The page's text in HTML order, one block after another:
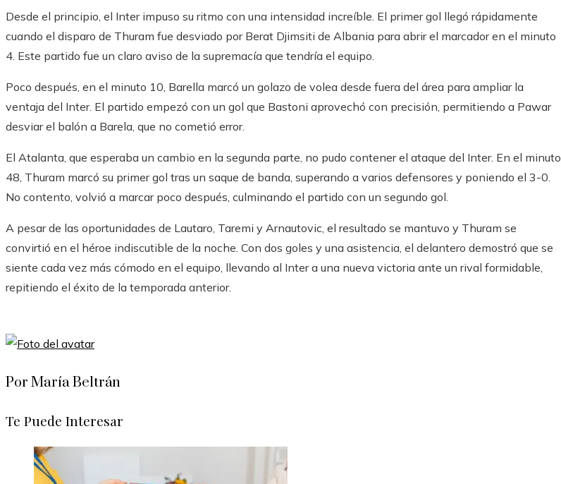
Desde el principio, el Inter impuso su ritmo con una intensidad increíble. El primer gol llegó rápidamente
cuando el disparo de Thuram fue desviado por Berat Djimsiti de Albania para abrir el marcador en el minuto
4. Este partido fue un claro aviso de la supremacía que tendría el equipo.
Poco después, en el minuto 10, Barella marcó un golazo de volea desde fuera del área para ampliar la
ventaja del Inter. El partido empezó con un gol que Bastoni aprovechó con precisión, permitiendo a Pawar
desviar el balón a Barela, que no cometió error.
El Atalanta, que esperaba un cambio en la segunda parte, no pudo contener el ataque del Inter. En el minuto
48, Thuram marcó su primer gol tras un saque de banda, superando a varios defensores y poniendo el 3-0.
No contento, volvió a marcar poco después, culminando el partido con un segundo gol.
A pesar de las oportunidades de Lautaro, Taremi y Arnautovic, el resultado se mantuvo y Thuram se
convirtió en el héroe indiscutible de la noche. Con dos goles y una asistencia, el delantero demostró que se
siente cada vez más cómodo en el equipo, llevando al Inter a una nueva victoria ante un rival formidable,
repitiendo el éxito de la temporada anterior.
Por María Beltrán
Te Puede Interesar